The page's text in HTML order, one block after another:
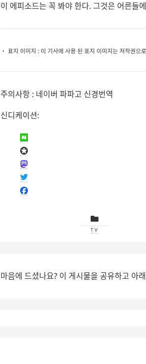
이 에피소드는 꼭 봐야 한다. 그것은 어른들
・ 표지 이미지 : 이 기사에 사용 된 표지 이미지는 저작권으
주의사항 : 네이버 파파고 신경번역
신디케이션:
TV
마음에 드셨나요? 이 게시물을 공유하고 아